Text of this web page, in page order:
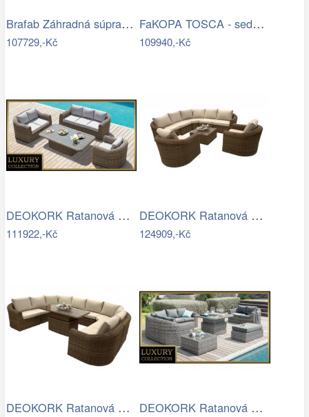
Brafab Záhradná súprava AMESDALE -…
107729,-Kč
FaKOPA TOSCA - sedací souprava Lucy Mdum
109940,-Kč
DEOKORK Ratanová modulová sestava…
111922,-Kč
DEOKORK Ratanová modulová sestava…
124909,-Kč
DEOKORK Ratanová modulová jídelní… DEOKORK Ratanová modulová sestava…